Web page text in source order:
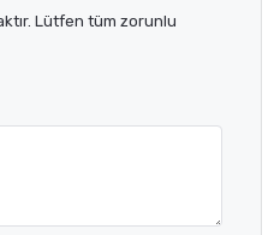
Lütfen tüm zorunlu